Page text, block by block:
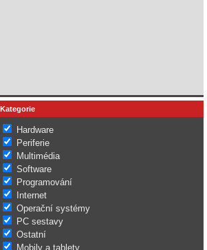
Kategorie
Hardware
Periferie
Multimédia
Software
Programování
Internet
Operační systémy
PC sestavy
Ostatní
Mobily a tablety